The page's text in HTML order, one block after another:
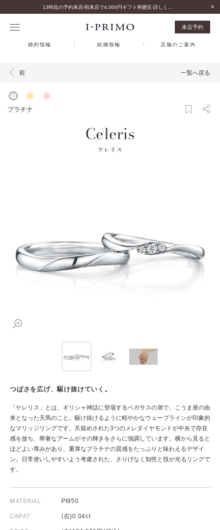
来店予約
婚約指輪 結婚指輪 店舗のご案内
前 一覧へ戻る
プラチナ
Celeris
ケレリス
つばさを広げ、駆け抜けていく。
「ケレリス」とは、ギリシャ神話に登場するペガサスの弟で、こうま座の由
来となった天馬のこと。駆け抜けるように軽やかなウェーブラインが印象的
なマリッジリングです。爪留めされた3つのメレダイヤモンドが中央で存在
感を放ち、華奢なアームがその輝きをさらに強調しています。横から見ると
ほどよい厚みがあり、重厚なプラチナの質感をたっぷりと味わえるデザイ
ン。日常使いしやすいよう考慮された、さりげなく知性と技が光るリングで
す。
MATERIAL Pt950
CARAT (右)0.04ct